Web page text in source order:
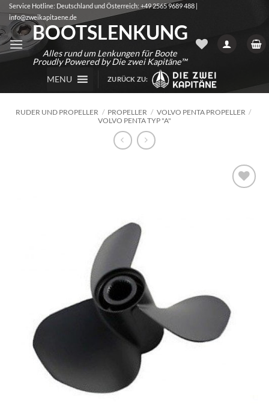
Zum
Inhalt
springen
Service Hotline: Deutschland und Österreich: +49 2565 9689 488 |
info@zweikapitaene.de
BOOTSLENKUNG
Alles rund um Lenkungen für Boote
Proudly Powered by Die zwei Kapitäne™
MENU
ZURÜCK ZU:
RUDER UND PROPELLER / PROPELLER / VOLVO PENTA PROPELLER /
VOLVO PENTA TYP "A"